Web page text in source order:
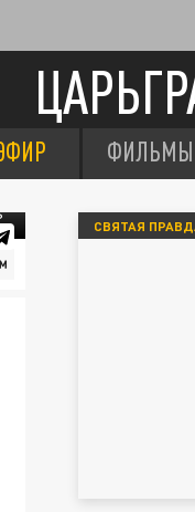
ФИЛЬМЫ
СВЯТАЯ